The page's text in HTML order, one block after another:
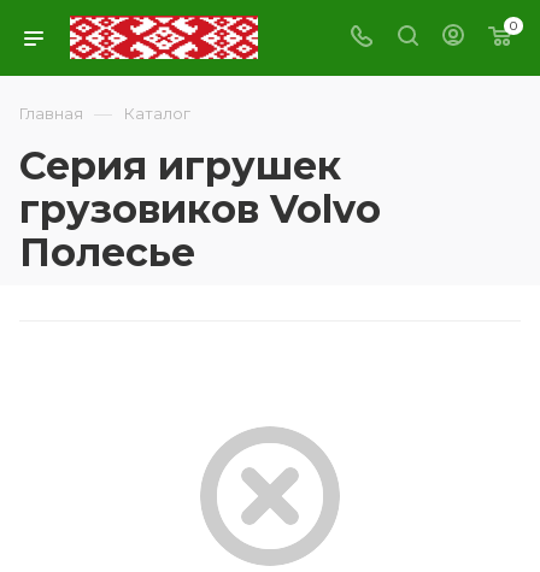
0
Главная — Каталог
Серия игрушек
грузовиков Volvo
Полесье